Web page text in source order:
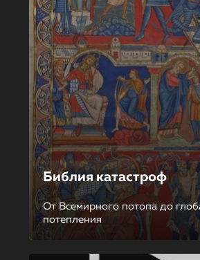
Библия катастроф
От Всемирного потопа до
потепления